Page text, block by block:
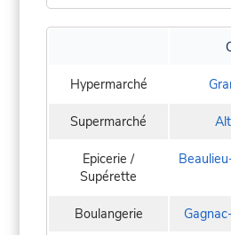
Hypermarché
Supermarché
Epicerie /
Supérette
Boulangerie